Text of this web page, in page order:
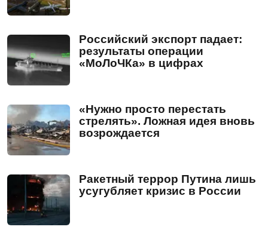
Российский экспорт падает:
результаты операции
«МоЛоЧКа» в цифрах
«Нужно просто перестать
стрелять». Ложная идея вновь
возрождается
Ракетный террор Путина лишь
усугубляет кризис в России